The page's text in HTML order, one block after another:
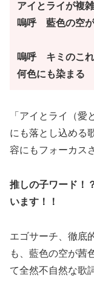
アイとライが複
嗚呼 藍色の空
嗚呼 キミのこれ
何色にも染まる
「アイとライ（
にも落とし込める
容にもフォーカス
推しの子ワード！
います！！
エゴサーチ、徹底
も、藍色の空が茜
て全然不自然な歌